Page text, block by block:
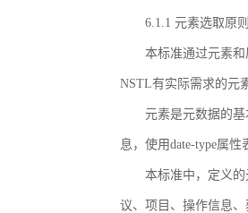
6.1.1 元素选取原
本标准通过元素
NSTL有实际需求的元
元素是元数据的
息，使用date-type属
本标准中，定义
议、项目、操作信息